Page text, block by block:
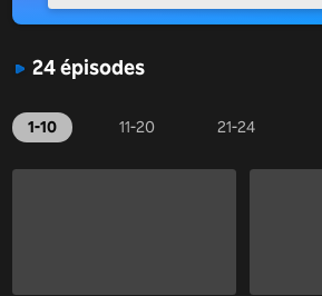
24 épisodes
1-10 11-20 21-24